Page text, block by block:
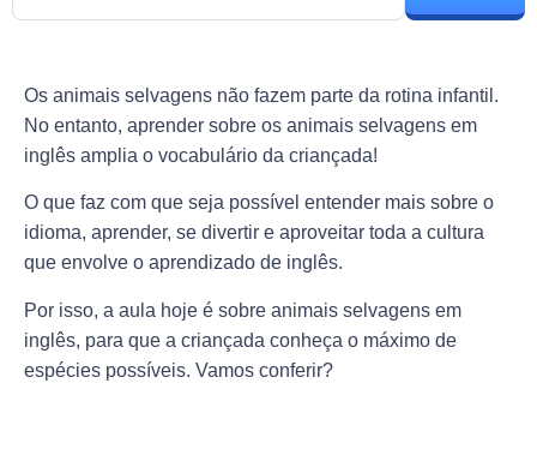
Os animais selvagens não fazem parte da rotina infantil.
No entanto, aprender sobre os animais selvagens em
inglês amplia o vocabulário da criançada!
O que faz com que seja possível entender mais sobre o
idioma, aprender, se divertir e aproveitar toda a cultura
que envolve o aprendizado de inglês.
Por isso, a aula hoje é sobre animais selvagens em
inglês, para que a criançada conheça o máximo de
espécies possíveis. Vamos conferir?